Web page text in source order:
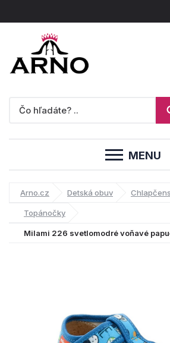
MENU
Arno.cz Detská obuv
Topánočky
Milami 226 svetlomodré voňavé